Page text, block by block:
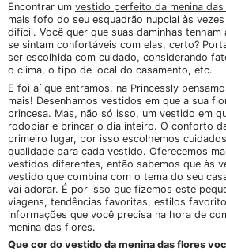
Encontrar um vestido perfeito da menina
mais fofo do seu esquadrão nupcial às
difícil. Você quer que suas daminhas tenham
se sintam confortáveis com elas, certo?
ser escolhida com cuidado, considerando
o clima, o tipo de local do casamento, etc.
E foi aí que entramos, na Princessly
mais! Desenhamos vestidos em que a sua
princesa. Mas, não só isso, um vestido em
rodopiar e brincar o dia inteiro. O conforto
primeiro lugar, por isso escolhemos
qualidade para cada vestido. Oferecemos
vestidos diferentes, então sabemos que às
vestido que combina com o tema do seu
vai adorar. É por isso que fizemos este
viagens, tendências favoritas, estilos
informações que você precisa na hora de
menina das flores.
Que cor do vestido da menina das flores